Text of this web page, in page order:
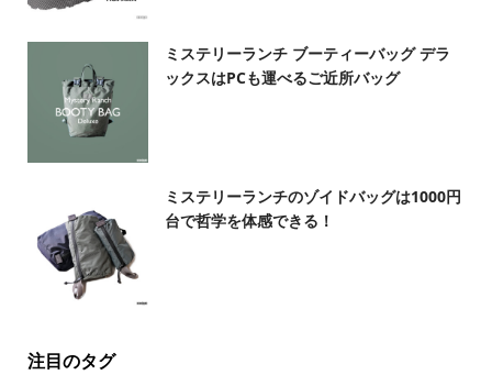
ミステリーランチ ブーティーバッグ デラ
ックスはPCも運べるご近所バッグ
ミステリーランチのゾイドバッグは1000円
台で哲学を体感できる！
注目のタグ